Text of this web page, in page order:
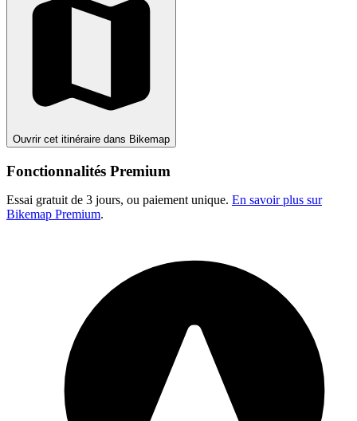
Ouvrir cet itinéraire dans Bikemap
Fonctionnalités Premium
Essai gratuit de 3 jours, ou paiement unique. En savoir plus sur
Bikemap Premium.